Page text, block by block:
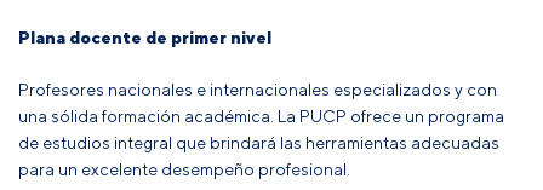
Plana docente de primer nivel
Profesores nacionales e internacionales especializados y con
una sólida formación académica. La PUCP ofrece un programa
de estudios integral que brindará las herramientas adecuadas
para un excelente desempeño profesional.